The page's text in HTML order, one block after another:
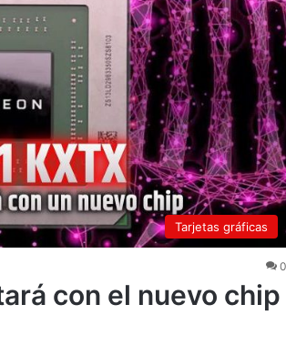
Tarjetas gráficas
0
con el nuevo chip